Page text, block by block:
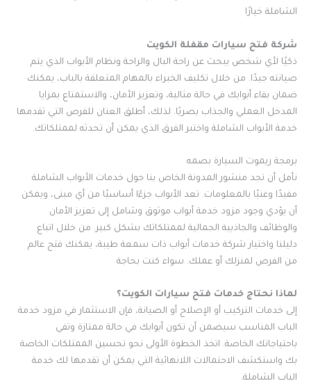
الشاملة خيارًا
شركة فتح سيارات مقفلة الكويت
ذكيًا لأي شخص يبحث عن راحة البال والراحة ونظام الأبواب الذي يتم
صيانته جيدًا. من خلال تكليف الخبراء بالمهام المتعلقة بالباب، يمكنك
ضمان بقاء أبوابك في حالة مثالية، وتعزيز الأمان، والاستمتاع بمزايا
المدخل العملي والجذاب بصريًا. لذلك، أطلق العنان للفرص التي تقدمها
خدمة الأبواب الشاملة واختبر الفرق الذي يمكن أن تحدثه لممتلكاتك.
برمجة ريموت السيارة بصمه
نأمل أن تجد منشور المدونة الخاص بنا حول خدمات الأبواب الشاملة
مفيدًا وغنيًا بالمعلومات. تعد الأبواب جزءًا أساسيًا من أي مبنى، ويمكن
أن يؤدي وجود مزود خدمة أبواب موثوق وشامل إلى تعزيز الأمان
والوظائف والجاذبية الجمالية لممتلكاتك بشكل كبير. من خلال اتباع
دليلنا واختيار شركة خدمات أبواب ذات سمعة طيبة، يمكنك فتح عالم
من الفرص لمنزلك أو عملك. سواء كنت بحاجة
لماذا نحتاج خدمات فتح سيارات الكويت؟
إلى خدمات التركيب أو الإصلاح أو الصيانة، فإن الاستثمار في مزود خدمة
الباب المناسب سيضمن أن تكون أبوابك في حالة ممتازة وتفي
باحتياجاتك الخاصة. اتخذ الخطوة الأولى نحو تحسين الممتلكات الخاصة
بك واستكشف الاحتمالات اللانهائية التي يمكن أن تقدمها لك خدمة
الباب الشاملة.